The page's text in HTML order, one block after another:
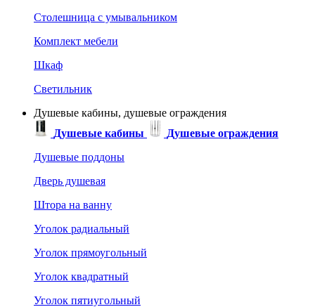
Столешница с умывальником
Комплект мебели
Шкаф
Светильник
Душевые кабины, душевые ограждения
Душевые кабины
Душевые ограждения
Душевые поддоны
Дверь душевая
Штора на ванну
Уголок радиальный
Уголок прямоугольный
Уголок квадратный
Уголок пятиугольный